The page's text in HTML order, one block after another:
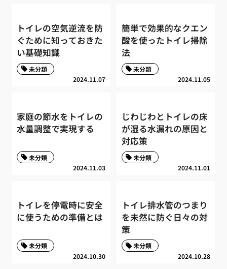
トイレの空気逆流を防
ぐために知っておきた
い基礎知識
2024.11.07
未分類
簡単で効果的なクエン
酸を使ったトイレ掃除
法
2024.11.05
未分類
家庭の節水をトイレの
水量調整で実現する
2024.11.03
未分類
じわじわとトイレの床
が湿る水漏れの原因と
対応策
2024.11.01
未分類
トイレを停電時に安全
に使うための準備とは
2024.10.30
未分類
トイレ排水管のつまり
を未然に防ぐ日々の対
策
2024.10.28
未分類